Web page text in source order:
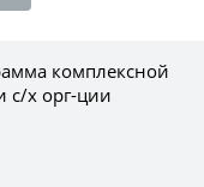
комплексной
с/х орг-ции